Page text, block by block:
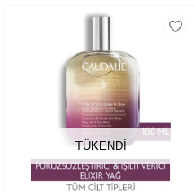
TÜKENDI